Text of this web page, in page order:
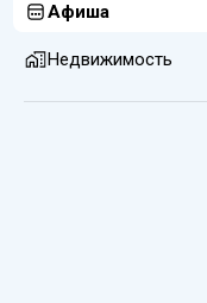
Афиша
Недвижимость